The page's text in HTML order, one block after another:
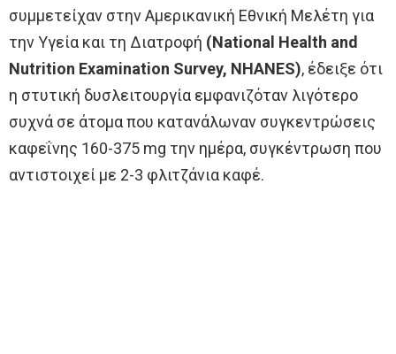
συμμετείχαν στην Αμερικανική Εθνική Μελέτη για
την Υγεία και τη Διατροφή (National Health and
Nutrition Examination Survey, NHANES), έδειξε ότι
η στυτική δυσλειτουργία εμφανιζόταν λιγότερο
συχνά σε άτομα που κατανάλωναν συγκεντρώσεις
καφεΐνης 160-375 mg την ημέρα, συγκέντρωση που
αντιστοιχεί με 2-3 φλιτζάνια καφέ.